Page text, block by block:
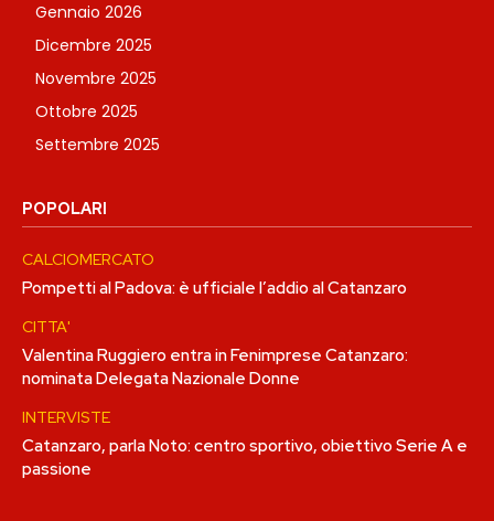
Gennaio 2026
Dicembre 2025
Novembre 2025
Ottobre 2025
Settembre 2025
POPOLARI
CALCIOMERCATO
Pompetti al Padova: è ufficiale l’addio al Catanzaro
CITTA'
Valentina Ruggiero entra in Fenimprese Catanzaro:
nominata Delegata Nazionale Donne
INTERVISTE
Catanzaro, parla Noto: centro sportivo, obiettivo Serie A e
passione